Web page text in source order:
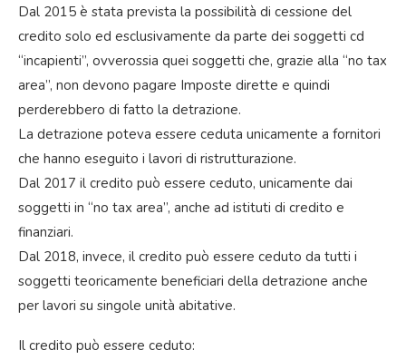
Dal 2015 è stata prevista la possibilità di cessione del
credito solo ed esclusivamente da parte dei soggetti cd
“incapienti”, ovverossia quei soggetti che, grazie alla “no tax
area”, non devono pagare Imposte dirette e quindi
perderebbero di fatto la detrazione.
La detrazione poteva essere ceduta unicamente a fornitori
che hanno eseguito i lavori di ristrutturazione.
Dal 2017 il credito può essere ceduto, unicamente dai
soggetti in “no tax area”, anche ad istituti di credito e
finanziari.
Dal 2018, invece, il credito può essere ceduto da tutti i
soggetti teoricamente beneficiari della detrazione anche
per lavori su singole unità abitative.
Il credito può essere ceduto: